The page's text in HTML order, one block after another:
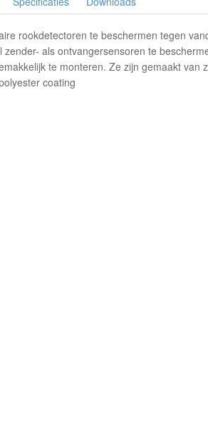
rookdetectoren te beschermen tegen
als ontvangersensoren te
te monteren. Ze zijn gemaakt van
coating